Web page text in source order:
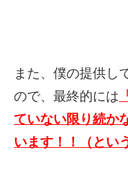
また、僕の提供し
ので、最終的には
ていない限り続か
います！！（とい